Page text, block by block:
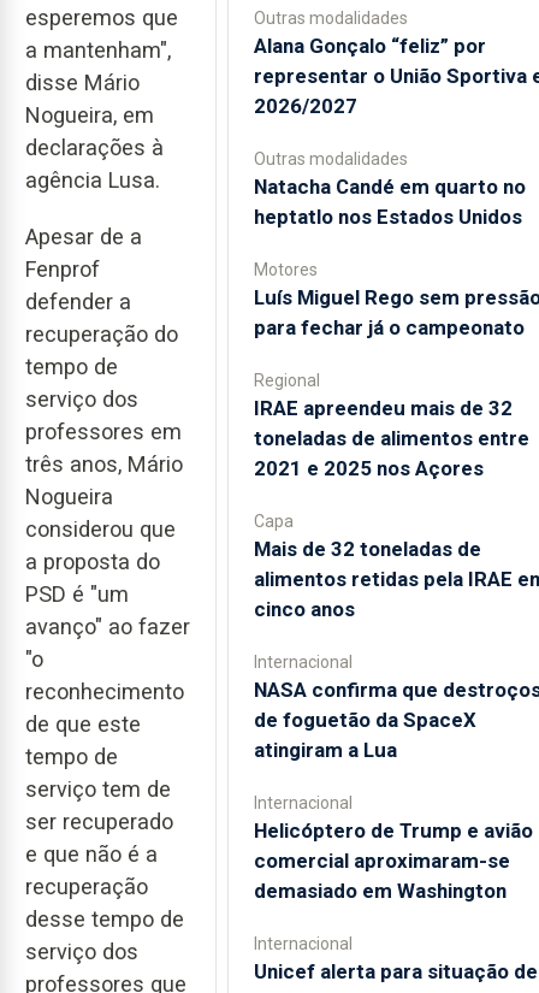
esperemos que
a mantenham",
disse Mário
Nogueira, em
declarações à
agência Lusa.
Apesar de a
Fenprof
defender a
recuperação do
tempo de
serviço dos
professores em
três anos, Mário
Nogueira
considerou que
a proposta do
PSD é "um
avanço" ao fazer
"o
reconhecimento
de que este
tempo de
serviço tem de
ser recuperado
e que não é a
recuperação
desse tempo de
serviço dos
professores que
Outras modalidades
Alana Gonçalo “feliz” por
representar o União Sportiva
2026/2027
Outras modalidades
Natacha Candé em quarto no
heptatlo nos Estados Unidos
Motores
Luís Miguel Rego sem
para fechar já o campeonato
Regional
IRAE apreendeu mais de 32
toneladas de alimentos entre
2021 e 2025 nos Açores
Capa
Mais de 32 toneladas de
alimentos retidas pela IRAE
cinco anos
Internacional
NASA confirma que
de foguetão da SpaceX
atingiram a Lua
Internacional
Helicóptero de Trump e avião
comercial aproximaram-se
demasiado em Washington
Internacional
Unicef alerta para situação de